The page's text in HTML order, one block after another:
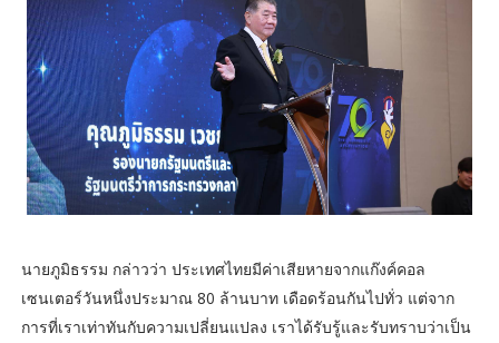
นายภูมิธรรม กล่าวว่า ประเทศไทยมีค่าเสียหายจากแก๊งค์คอล
เซนเตอร์วันหนึ่งประมาณ 80 ล้านบาท เดือดร้อนกันไปทั่ว แต่จาก
การที่เราเท่าทันกับความเปลี่ยนแปลง เราได้รับรู้และรับทราบว่าเป็น